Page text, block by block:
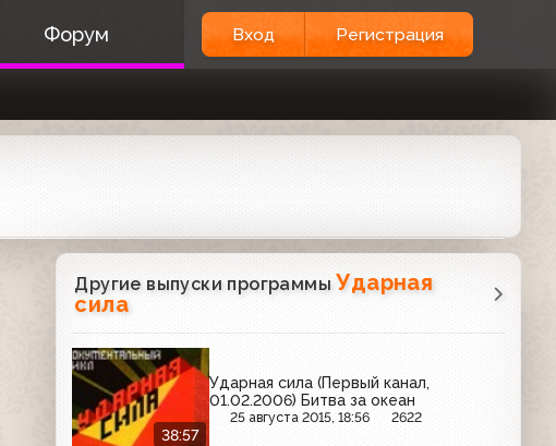
Форум Вход Регистрация
Другие выпуски программы Ударная
сила
38:57
Ударная сила (Первый канал,
01.02.2006) Битва за океан
25 августа 2015, 18:56 2622